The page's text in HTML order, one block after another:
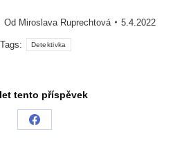
Od Miroslava Ruprechtová 5.4.2022
Tags: Detektivka
tento příspěvek
Share